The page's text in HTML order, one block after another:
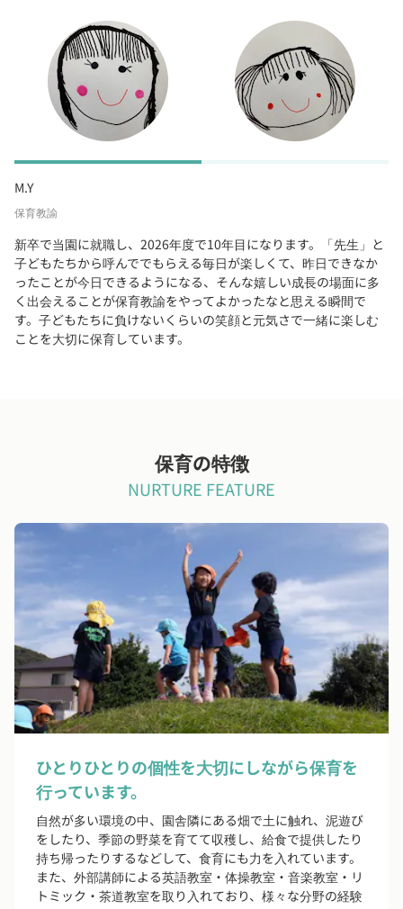
M.Y
保育教諭
新卒で当園に就職し、2026年度で10年目になります。「先生」と
子どもたちから呼んででもらえる毎日が楽しくて、昨日できなか
ったことが今日できるようになる、そんな嬉しい成長の場面に多
く出会えることが保育教諭をやってよかったなと思える瞬間で
す。子どもたちに負けないくらいの笑顔と元気さで一緒に楽しむ
ことを大切に保育しています。
保育の特徴
NURTURE FEATURE
ひとりひとりの個性を大切にしながら保育を
行っています。
自然が多い環境の中、園舎隣にある畑で土に触れ、泥遊び
をしたり、季節の野菜を育てて収穫し、給食で提供したり
持ち帰ったりするなどして、食育にも力を入れています。
また、外部講師による英語教室・体操教室・音楽教室・リ
トミック・茶道教室を取り入れており、様々な分野の経験